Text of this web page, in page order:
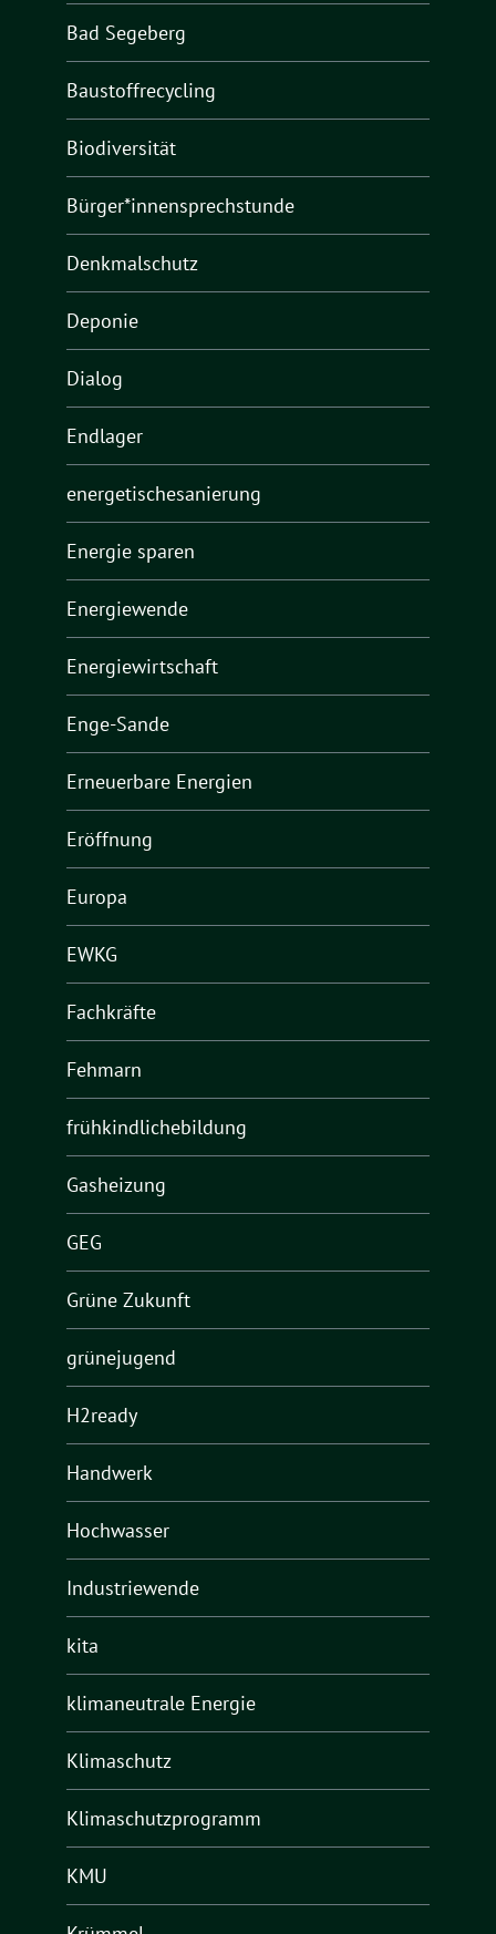
Bad Segeberg
Baustoffrecycling
Biodiversität
Bürger*innensprechstunde
Denkmalschutz
Deponie
Dialog
Endlager
energetischesanierung
Energie sparen
Energiewende
Energiewirtschaft
Enge-Sande
Erneuerbare Energien
Eröffnung
Europa
EWKG
Fachkräfte
Fehmarn
frühkindlichebildung
Gasheizung
GEG
Grüne Zukunft
grünejugend
H2ready
Handwerk
Hochwasser
Industriewende
kita
klimaneutrale Energie
Klimaschutz
Klimaschutzprogramm
KMU